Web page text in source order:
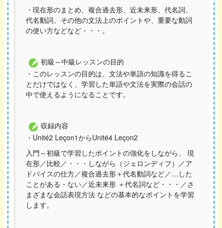
・現在形のまとめ、複合過去形、近未来形、代名詞、
代名動詞、その他の文法上のポイントや、重要な動詞
の使い方などなど・・・。
初級～中級レッスンの目的
・このレッスンの目的は、文法や単語の知識を得るこ
とだけではなく、学習した単語や文法を実際の会話の
中で使えるようになることです。
収録内容
・Unité2 Leçon1からUnité4 Leçon2
入門～初級で学習したポイントの強化をしながら、 現
在形／比較／・・・しながら（ジェロンディフ）／ア
ドバイスの仕方／複合過去形＋代名動詞など／…した
ことがある・ない／近未来形 ＋代名詞など・・・／さ
まざまな会話表現方法 などの基本的なポイントを学習
します。